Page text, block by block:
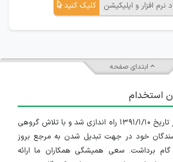
افزار و اپلیکیشن کلیک کنید
ابتدای صفحه
استخدام
سایت ایران استخدام در تاریخ ۱۳۹۱/۱/۱۰ راه اندازی شد و با تلاش گروهی
خود در جهت تبدیل شدن به مرجع بروز
برداشت. سعی همیشگی همکاران ما ارائه